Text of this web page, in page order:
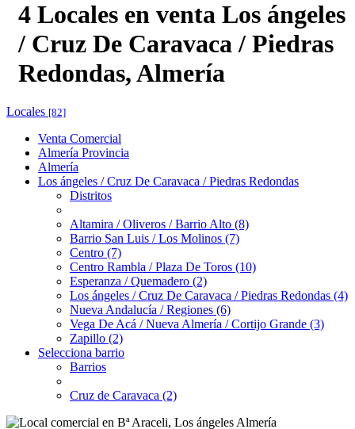
4 Locales en venta Los ángeles
/ Cruz De Caravaca / Piedras
Redondas, Almería
Locales [82]
Venta Comercial
Almería Provincia
Almería
Los ángeles / Cruz De Caravaca / Piedras Redondas
Distritos
Altamira / Oliveros / Barrio Alto (8)
Barrio San Luis / Los Molinos (7)
Centro (7)
Centro Rambla / Plaza De Toros (10)
Esperanza / Quemadero (2)
Los ángeles / Cruz De Caravaca / Piedras Redondas (4)
Nueva Andalucía / Regiones (6)
Vega De Acá / Nueva Almería / Cortijo Grande (3)
Zapillo (2)
Selecciona barrio
Barrios
Cruz de Caravaca (2)